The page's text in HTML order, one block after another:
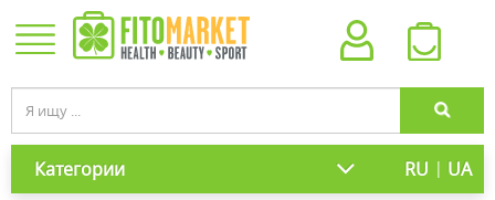
Категории RU | UA